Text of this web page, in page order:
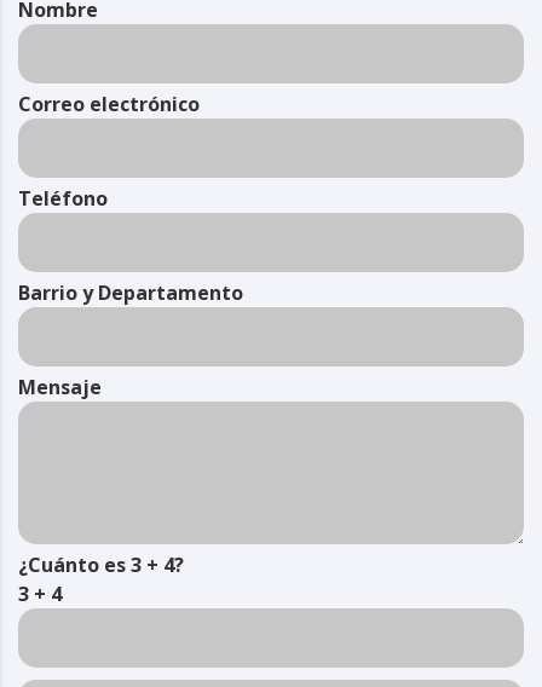
Nombre
Correo electrónico
Teléfono
Barrio y Departamento
Mensaje
¿Cuánto es 3 + 4?
3 + 4